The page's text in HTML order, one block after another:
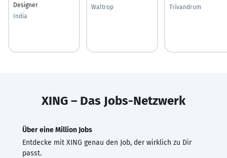
Designer
India
Waltrop
Trivandrum
XING – Das Jobs-Netzwerk
Über eine Million Jobs
Entdecke mit XING genau den Job, der wirklich zu Dir
passt.